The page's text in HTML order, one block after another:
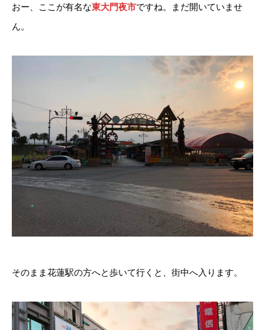
おー、ここが有名な東大門夜市ですね。まだ開いていませ
ん。
そのまま花蓮駅の方へと歩いて行くと、街中へ入ります。